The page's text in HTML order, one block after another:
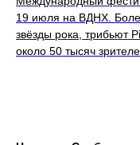
19 июля на ВДНХ.
звёзды рока, трибьют
около 50 тысяч